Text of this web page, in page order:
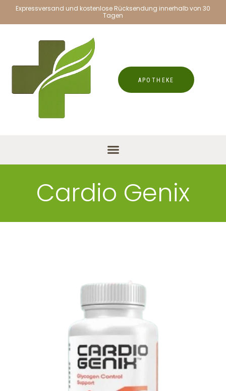
Expressversand und kostenlose Rücksendung innerhalb von 30
Tagen
APOTHEKE
Cardio Genix